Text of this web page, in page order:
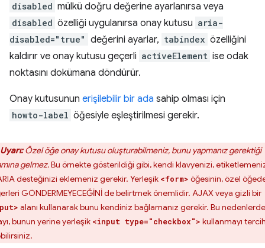
disabled mülkü doğru değerine ayarlanırsa veya
disabled özelliği uygulanırsa onay kutusu aria-
disabled="true" değerini ayarlar, tabindex özelliğini
kaldırır ve onay kutusu geçerli activeElement ise odak
noktasını dokümana döndürür.
Onay kutusunun erişilebilir bir ada sahip olması için
howto-label öğesiyle eşleştirilmesi gerekir.
Uyarı:Özel öğe onay kutusu oluşturabilmeniz, bunu yapmanız gerektiği
gelmez.Bu örnekte gösterildiği gibi, kendi klavyenizi,
desteğinizi eklemeniz gerekir. Yerleşik <form> öğesinin, özel
GÖNDERMEYECEĞİNİ de belirtmek önemlidir. AJAX veya gizli bir
alanı kullanarak bunu kendiniz bağlamanız gerekir. Bu
bunun yerine yerleşik <input type="checkbox"> kullanmayı